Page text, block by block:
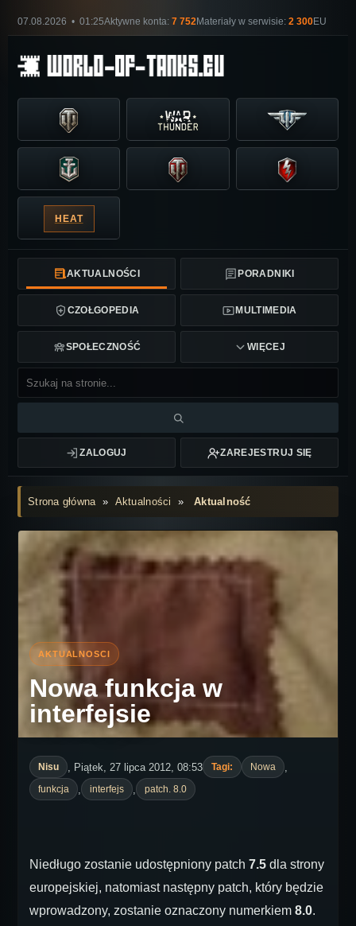
07.08.2026 • 01:25Aktywne konta: 7 752Materiały w serwisie: 2 300EU
HEAT
AKTUALNOŚCI PORADNIKI
CZOŁGOPEDIA MULTIMEDIA
SPOŁECZNOŚĆ WIĘCEJ
ZALOGUJ ZAREJESTRUJ SIĘ
Strona główna» Aktualności »Aktualność
Nowa funkcja w
interfejsie
Nisu , Piątek, 27 lipca 2012, 08:53 Tagi: Nowa
funkcja interfejs patch. 8.0
Niedługo zostanie udostępniony patch 7.5 dla strony
europejskiej, natomiast następny patch, który będzie
wprowadzony, zostanie oznaczony numerkiem 8.0.